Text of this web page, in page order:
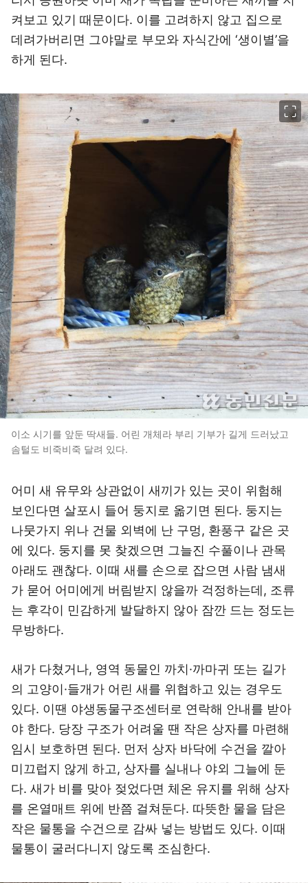
켜보고 있기 때문이다. 이를 고려하지 않고 집으로
데려가버리면 그야말로 부모와 자식간에 ‘생이별’을
하게 된다.
이소 시기를 앞둔 딱새들. 어린 개체라 부리 기부가 길게 드러났고
솜털도 비죽비죽 달려 있다.
어미 새 유무와 상관없이 새끼가 있는 곳이 위험해
보인다면 살포시 들어 둥지로 옮기면 된다. 둥지는
나뭇가지 위나 건물 외벽에 난 구멍, 환풍구 같은 곳
에 있다. 둥지를 못 찾겠으면 그늘진 수풀이나 관목
아래도 괜찮다. 이때 새를 손으로 잡으면 사람 냄새
가 묻어 어미에게 버림받지 않을까 걱정하는데, 조류
는 후각이 민감하게 발달하지 않아 잠깐 드는 정도는
무방하다.
새가 다쳤거나, 영역 동물인 까치·까마귀 또는 길가
의 고양이·들개가 어린 새를 위협하고 있는 경우도
있다. 이땐 야생동물구조센터로 연락해 안내를 받아
야 한다. 당장 구조가 어려울 땐 작은 상자를 마련해
임시 보호하면 된다. 먼저 상자 바닥에 수건을 깔아
미끄럽지 않게 하고, 상자를 실내나 야외 그늘에 둔
다. 새가 비를 맞아 젖었다면 체온 유지를 위해 상자
를 온열매트 위에 반쯤 걸쳐둔다. 따뜻한 물을 담은
작은 물통을 수건으로 감싸 넣는 방법도 있다. 이때
물통이 굴러다니지 않도록 조심한다.